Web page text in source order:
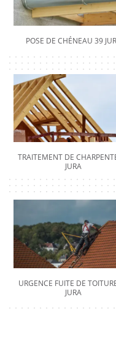
POSE DE CHÉNEAU 39
TRAITEMENT DE
JURA
URGENCE FUITE DE
JURA